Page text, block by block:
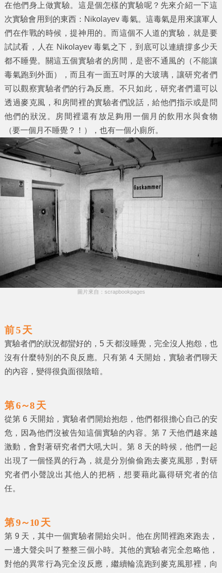
在他們身上做實驗。這是個怎樣的實驗呢？先來介紹一下這
次實驗會用到的東西：Nikolayev 毒氣。這毒氣是用來讓軍人
們在作戰的時候，提神用的。而這個不人道的實驗，就是要
試試看，人在 Nikolayev 毒氣之下，到底可以連續撐多少天
都不睡覺。關這五個實驗者的房間，是密不通風的（不能讓
毒氣跑到外面），而且有一面五吋厚的大玻璃，讓研究者們
可以觀察實驗者們的行為反應。不只如此，研究者們還可以
透過麥克風，和房間裡的實驗者們說話，給他們指示或是問
他們的狀況。房間裡還有放足夠用一個月的飲用水與食物
（要一個月不睡覺？！），也有一個小廁所。
圖片來自：scrapbookpages
前 5 天
實驗者們的狀況都蠻好的，5 天都沒睡覺，完全沒人抱怨，也
沒有什麼特別的不良反應。只有第 4 天開始，實驗者們聊天
的內容，變得很負面很陰暗。
第 6～8 天
從第 6 天開始，實驗者們開始抱怨，他們都很擔心自己的安
危，因為他們沒被告知這個實驗的內容。第 7 天他們越來越
激動，會對著研究者們大吼大叫。第 8 天的時候，他們一起
出現了一個怪異的行為，就是分別偷偷跑去麥克風那，對研
究者們小聲說出其他人的把柄，想要藉此贏得研究者的信
任。
第 9～10 天
第 9 天，其中一個實驗者開始尖叫。他在房間裡跑來跑去，
一邊大聲尖叫了整整三個小時。其他的實驗者完全忽略他，
對他的異常行為完全沒反應，繼續輪流跑到麥克風那裡，向